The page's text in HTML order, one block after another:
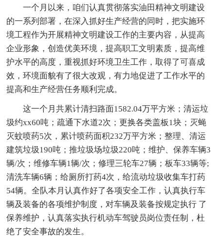
一个月以来，咱们认真贯彻落实油田精神文明建设
的一系列部署，在深入抓好生产经营的同时，把实施环
境工程作为开展精神文明建设工作的主要内容，从提高
企业形象，创造优美环境，提高职工文明素质，提高维
护水平的高度，重视抓好环境卫生工作，取得了可喜成
效，环境面貌有了很大改观，有力地促进了工作水平的
提高和生产经营任务顺利完成。
这一个月共累计清扫路面1582.04万平方米；清运垃
圾约xx60吨；疏通下水道2次；更换各类盖板1块；灭蝇
灭蚊喷药5次，累计喷药面积232万平方米；整理、清运
建筑垃圾190吨；推垃圾场垃圾220吨；维护、保养车辆3
辆/次；维修车辆1辆/次；修理三轮车27辆；板车33辆等;
清洗车辆6辆；给厕所打药4次，给流动垃圾收集车打药
54辆。全队本月认真作好了各项安全工作，认真执行车
辆及装备的各项维护制度，对车辆及装备按规定执行 了
保养维护，认真落实执行机动车驾驶员岗位责任制，杜
绝了安全事故的发生。